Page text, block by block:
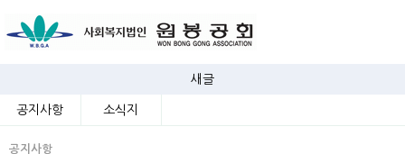
새글
공지사항 소식지
공지사항